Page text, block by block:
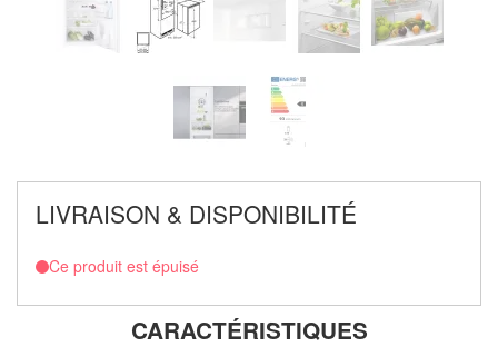
LIVRAISON & DISPONIBILITÉ
Ce produit est épuisé
CARACTÉRISTIQUES